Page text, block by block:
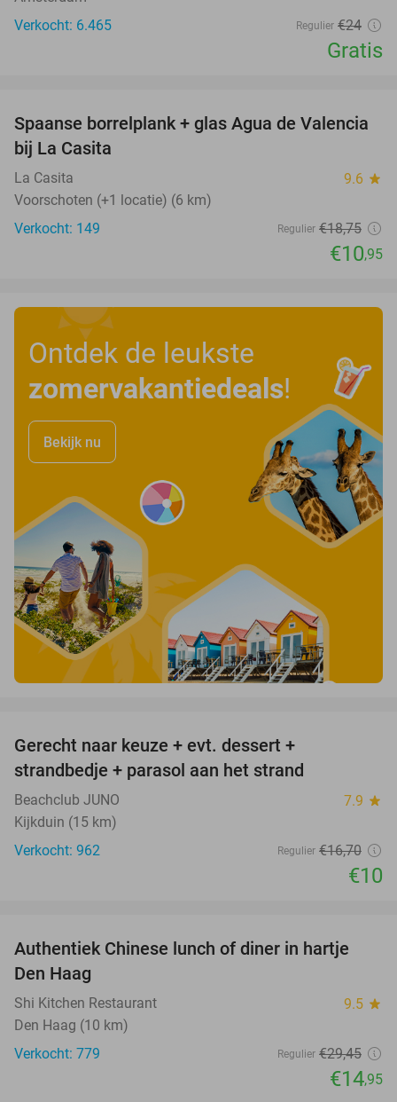
Verkocht: 6.465
Regulier €24
Gratis
42%
Spaanse borrelplank + glas Agua de Valencia
bij La Casita
La Casita 9.6 star
Voorschoten (+1 locatie) (6 km)
Verkocht: 149
Regulier €18,75
€10,95
Ontdek de leukste
zomervakantiedeals!
Bekijk nu
Gerecht naar keuze + evt. dessert +
strandbedje + parasol aan het strand
Beachclub JUNO 7.9 star
Kijkduin (15 km)
Verkocht: 962
Regulier €16,70
€10
49%
Authentiek Chinese lunch of diner in hartje
Den Haag
Shi Kitchen Restaurant 9.5 star
Den Haag (10 km)
Verkocht: 779
Regulier €29,45
€14,95